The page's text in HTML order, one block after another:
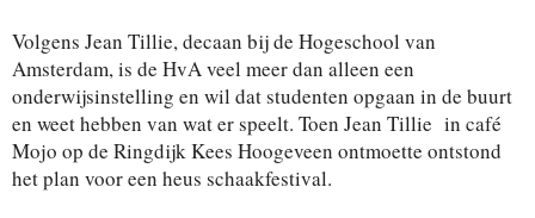
Volgens Jean Tillie, decaan bij de Hogeschool van
Amsterdam, is de HvA veel meer dan alleen een
onderwijsinstelling en wil dat studenten opgaan in de buurt
en weet hebben van wat er speelt. Toen Jean Tillie in café
Mojo op de Ringdijk Kees Hoogeveen ontmoette ontstond
het plan voor een heus schaakfestival.